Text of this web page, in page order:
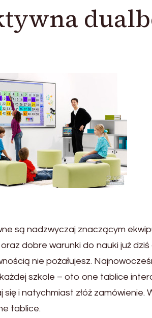
są nadzwyczaj znaczącym
dobre warunki do nauki już
nie pożałujesz.
szkole – oto one tablice
i natychmiast złóż zamówienie.
tablice.